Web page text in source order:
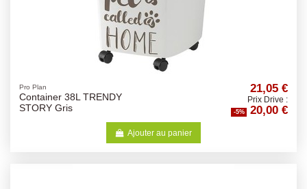
Pro Plan
Container 38L TRENDY
STORY Gris
21,05 €
Prix Drive :
-5% 20,00 €
Ajouter au panier